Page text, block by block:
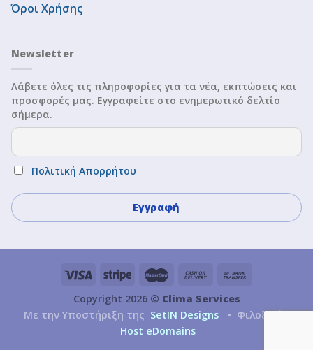
Όροι Χρήσης
Newsletter
Λάβετε όλες τις πληροφορίες για τα νέα, εκπτώσεις και
προσφορές μας. Εγγραφείτε στο ενημερωτικό δελτίο
σήμερα.
Πολιτική Απορρήτου
Copyright 2026 © Clima Services
Με την Υποστήριξη της SetIN Designs
• Φιλοξενία
Host eDomains